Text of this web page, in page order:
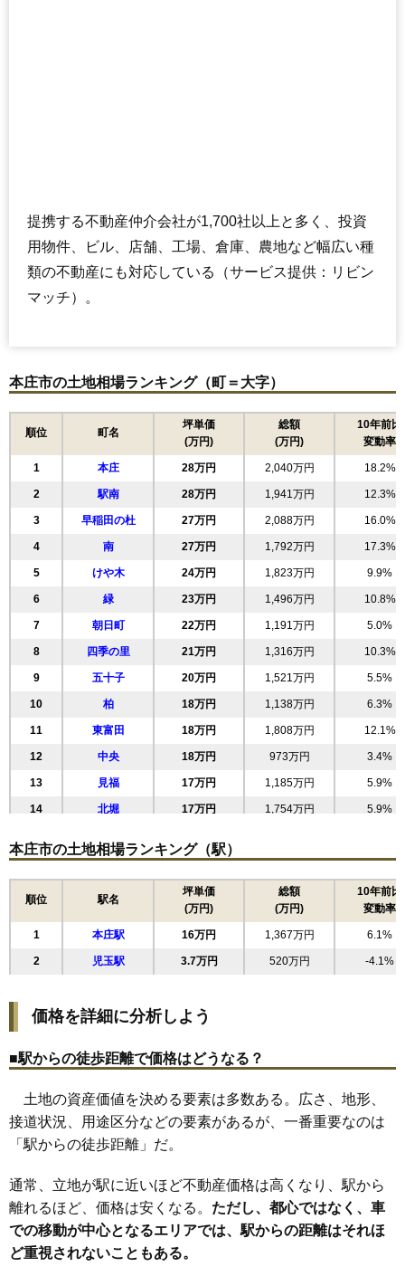
提携する不動産仲介会社が1,700社以上と多く、投資
用物件、ビル、店舗、工場、倉庫、農地など幅広い種
類の不動産にも対応している（サービス提供：リビン
マッチ）。
本庄市の土地相場ランキング（町＝大字）
順位 町名
坪単価
(万円)
総額
(万円)
10年前比
変動率
1 本庄 28万円 2,040万円 18.2%
2 駅南 28万円 1,941万円 12.3%
3 早稲田の杜 27万円 2,088万円 16.0%
4 南 27万円 1,792万円 17.3%
5 けや木 24万円 1,823万円 9.9%
6 緑 23万円 1,496万円 10.8%
7 朝日町 22万円 1,191万円 5.0%
8 四季の里 21万円 1,316万円 10.3%
9 五十子 20万円 1,521万円 5.5%
10 柏 18万円 1,138万円 6.3%
11 東富田 18万円 1,808万円 12.1%
12 中央 18万円 973万円 3.4%
13 見福 17万円 1,185万円 5.9%
14 北堀 17万円 1,754万円 5.9%
16 東台 16万円 1,446万円 6.3%
15万円 869万円 4.9%
15万円 921万円 1.7%
19 下野堂 15万円 1,133万円 8.8%
20 栄 14万円 1,045万円 5.7%
22 前原 14万円
24 寿 13万円 1,153万円 5.6%
25 万年寺 13万円 740万円 8.6%
26 小島南 12万円 868万円 2.9%
27 児玉町児玉南
28 児玉町八幡山 7.4万円 618万円 -0.1%
29 東五十子 6.9万円 550万円 2.2%
30 児玉町児玉 6.1万円 871万円 0.3%
31 西富田 6.0万円
本庄市の土地相場ランキング（駅）
順位 駅名
坪単価
(万円)
総額
(万円)
10年前比
変動率
1 本庄駅 16万円 1,367万円 6.1%
2 児玉駅 3.7万円 520万円 -4.1%
価格を詳細に分析しよう
■駅からの徒歩距離で価格はどうなる？
土地の資産価値を決める要素は多数ある。広さ、地形、
接道状況、用途区分などの要素があるが、一番重要なのは
「駅からの徒歩距離」だ。
通常、立地が駅に近いほど不動産価格は高くなり、駅から
離れるほど、価格は安くなる。 ただし、都心ではなく、車
での移動が中心となるエリアでは、駅からの距離はそれほ
ど重視されないこともある。